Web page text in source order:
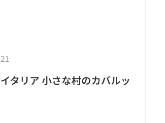
タリア 小さな村のカバルッ